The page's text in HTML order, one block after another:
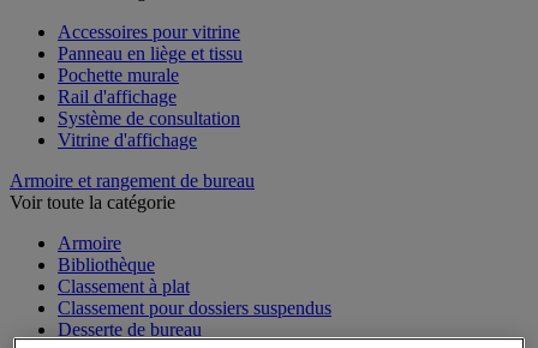
Accessoires pour vitrine
Panneau en liège et tissu
Pochette murale
Rail d'affichage
Système de consultation
Armoire et rangement de bureau
Armoire
Bibliothèque
Classement à plat
Classement pour dossiers suspendus